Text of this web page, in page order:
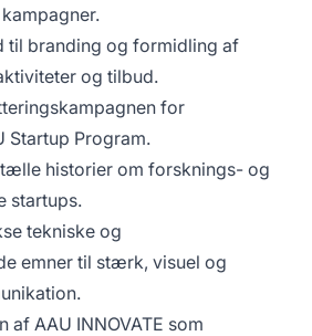
til branding og formidling af
og tilbud.
for
Startup Program.
historier om forsknings- og
startups.
tekniske og
emner til stærk, visuel og
af AAU INNOVATE som